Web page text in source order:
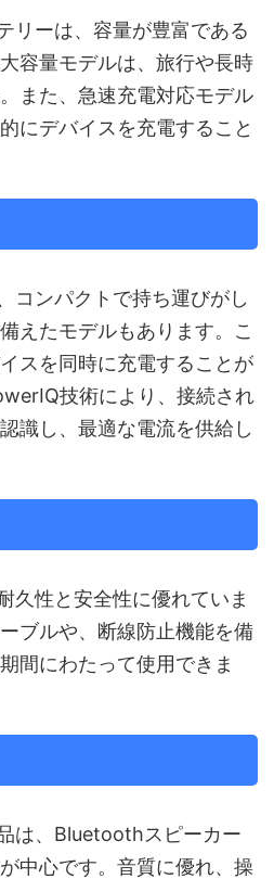
リーは、容量が豊富である
容量モデルは、旅行や長時
また、急速充電対応モデル
にデバイスを充電すること
コンパクトで持ち運びがし
えたモデルもあります。こ
スを同時に充電することが
技術により、接続され
識し、最適な電流を供給し
久性と安全性に優れていま
ブルや、断線防止機能を備
間にわたって使用できま
は、Bluetoothスピーカー
中心です。音質に優れ、操